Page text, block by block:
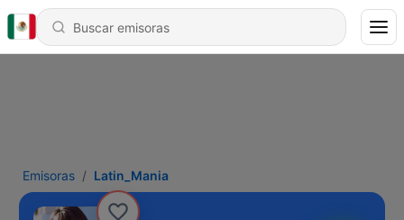
Emisoras Latin_Mania